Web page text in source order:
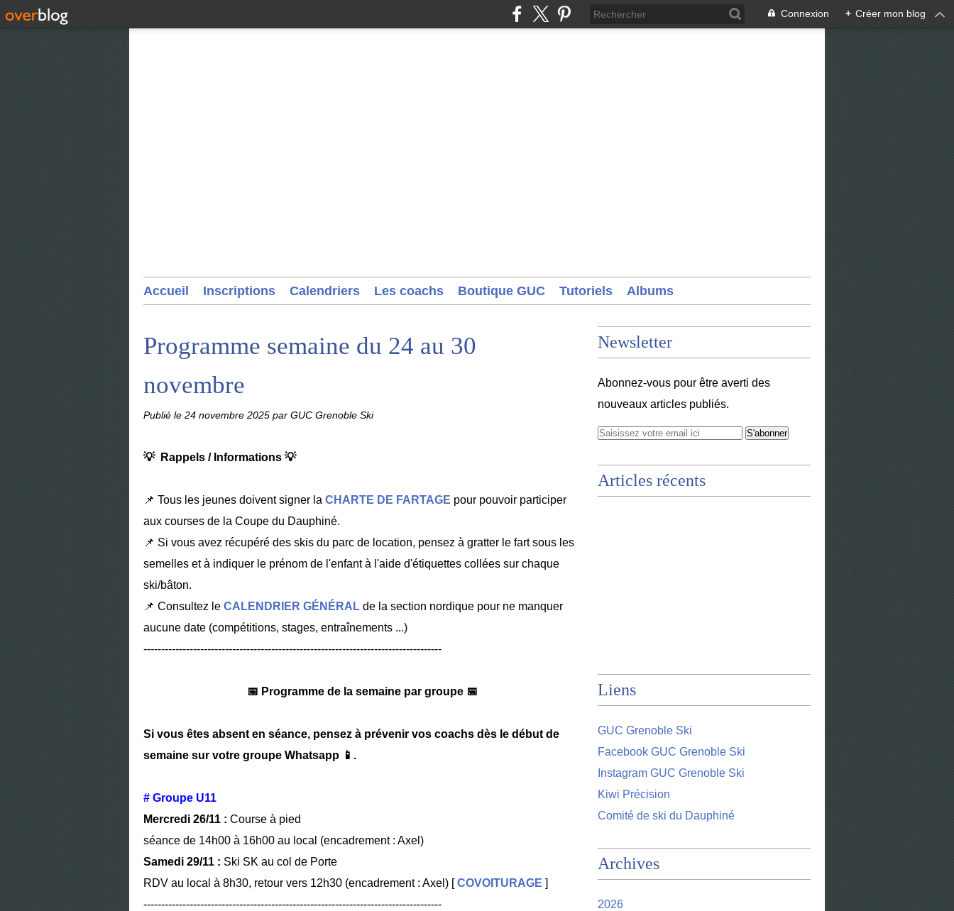
Connexion + Créer mon blog
Accueil Inscriptions Calendriers Les coachs Boutique GUC Tutoriels Albums
Programme semaine du 24 au 30
novembre
Publié le 24 novembre 2025 par GUC Grenoble Ski
💡 Rappels / Informations 💡
📌 Tous les jeunes doivent signer la CHARTE DE FARTAGE pour pouvoir participer
aux courses de la Coupe du Dauphiné.
📌 Si vous avez récupéré des skis du parc de location, pensez à gratter le fart sous les
semelles et à indiquer le prénom de l'enfant à l'aide d'étiquettes collées sur chaque
ski/bâton.
📌 Consultez le CALENDRIER GÉNÉRAL de la section nordique pour ne manquer
aucune date (compétitions, stages, entraînements ...)
------------------------------------------------------------------------------------
📅 Programme de la semaine par groupe 📅
Si vous êtes absent en séance, pensez à prévenir vos coachs dès le début de
semaine sur votre groupe Whatsapp 📱.
# Groupe U11
Mercredi 26/11 : Course à pied
séance de 14h00 à 16h00 au local (encadrement : Axel)
Samedi 29/11 : Ski SK au col de Porte
RDV au local à 8h30, retour vers 12h30 (encadrement : Axel) [COVOITURAGE ]
------------------------------------------------------------------------------------
Newsletter
Abonnez-vous pour être averti des
nouveaux articles publiés.
Articles récents
Liens
GUC Grenoble Ski
Facebook GUC Grenoble Ski
Instagram GUC Grenoble Ski
Kiwi Précision
Comité de ski du Dauphiné
Archives
2026